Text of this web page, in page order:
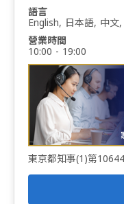
語言
English, 日本語, 中文,
營業時間
10:00 - 19:00
東京都知事(1)第